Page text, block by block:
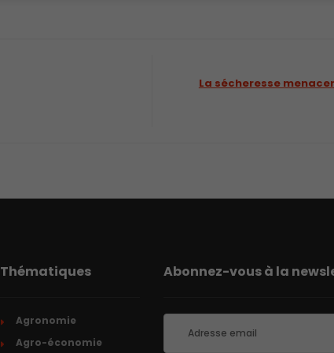
La sécheresse
Thématiques
Agronomie
Agro-économie
Abonnez-vous à la